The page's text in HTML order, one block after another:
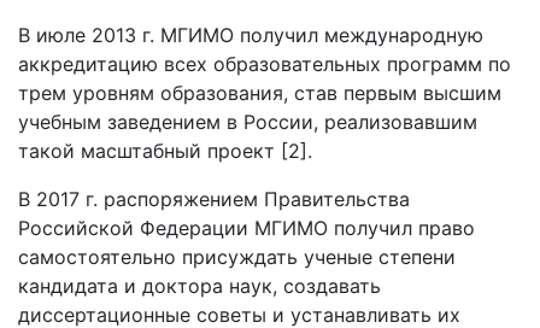
В июле 2013 г. МГИМО получил международную
аккредитацию всех образовательных программ по
трем уровням образования, став первым высшим
учебным заведением в России, реализовавшим
такой масштабный проект [2].
В 2017 г. распоряжением Правительства
Российской Федерации МГИМО получил право
самостоятельно присуждать ученые степени
кандидата и доктора наук, создавать
диссертационные советы и устанавливать их